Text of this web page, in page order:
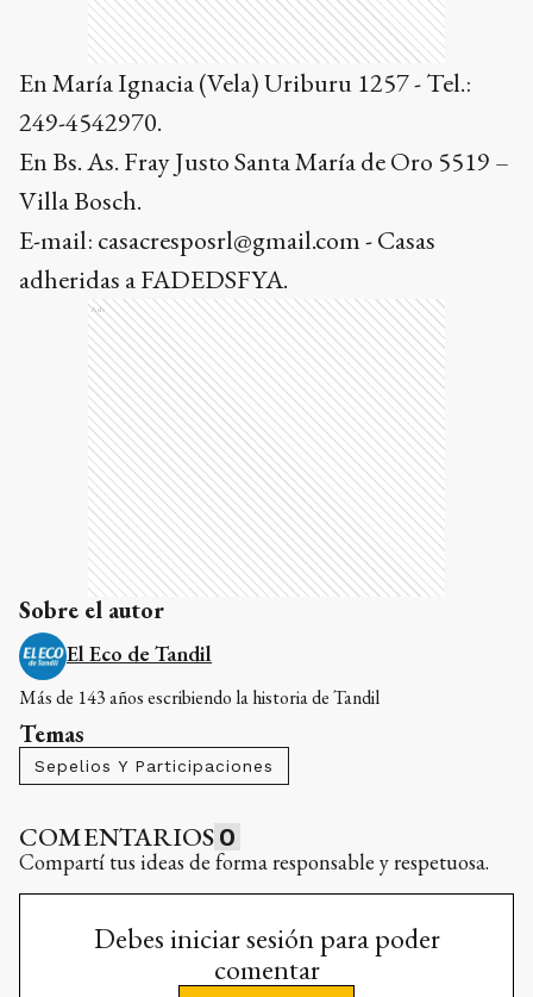
En María Ignacia (Vela) Uriburu 1257 - Tel.:
249-4542970.
En Bs. As. Fray Justo Santa María de Oro 5519 –
Villa Bosch.
E-mail: casacresposrl@gmail.com - Casas
adheridas a FADEDSFYA.
Ads
Sobre el autor
El Eco de Tandil
Más de 143 años escribiendo la historia de Tandil
Temas
Sepelios Y Participaciones
COMENTARIOS 0
Compartí tus ideas de forma responsable y respetuosa.
Debes iniciar sesión para poder
comentar